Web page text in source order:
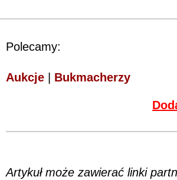
Polecamy:
Aukcje Bukmacherzy
Artykuł może zawierać linki